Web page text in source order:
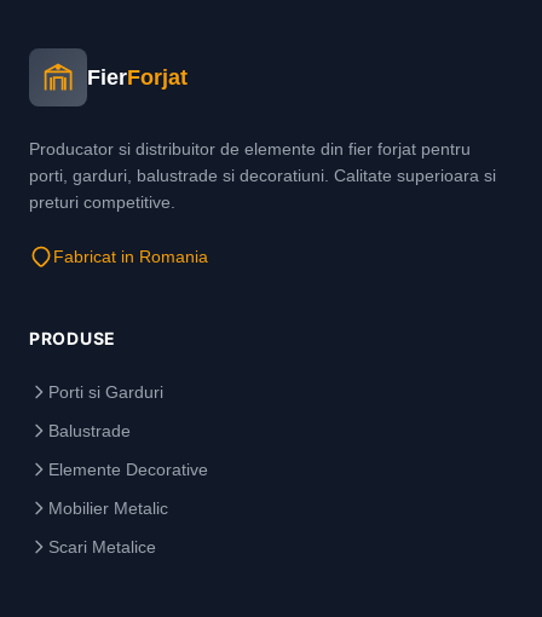
FierForjat
Producator si distribuitor de elemente din fier forjat pentru
porti, garduri, balustrade si decoratiuni. Calitate superioara si
preturi competitive.
Fabricat in Romania
PRODUSE
Porti si Garduri
Balustrade
Elemente Decorative
Mobilier Metalic
Scari Metalice